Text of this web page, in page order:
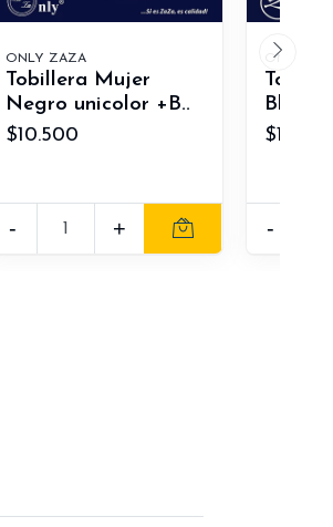
ONLY ZAZA
Tobillera Mujer
Negro unicolor +B..
$10.500
- +
ONLY
$11.000
-